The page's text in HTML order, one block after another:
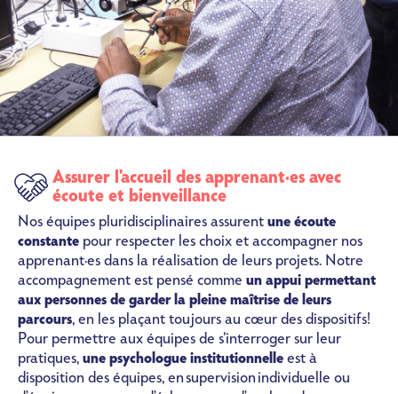
SVG Assurer l'accueil des apprenant·es avec
écoute et bienveillance
Nos équipes pluridisciplinaires assurent une écoute
constante pour respecter les choix et accompagner nos
apprenant·es dans la réalisation de leurs projets. Notre
accompagnement est pensé comme un appui permettant
aux personnes de garder la pleine maîtrise de leurs
parcours, en les plaçant toujours au cœur des dispositifs!
Pour permettre aux équipes de s’interroger sur leur
pratiques, une psychologue institutionnelle est à
disposition des équipes, en supervision individuelle ou